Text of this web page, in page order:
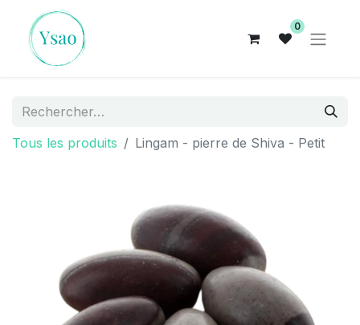
0
Tous les produits Lingam - pierre de Shiva - Petit